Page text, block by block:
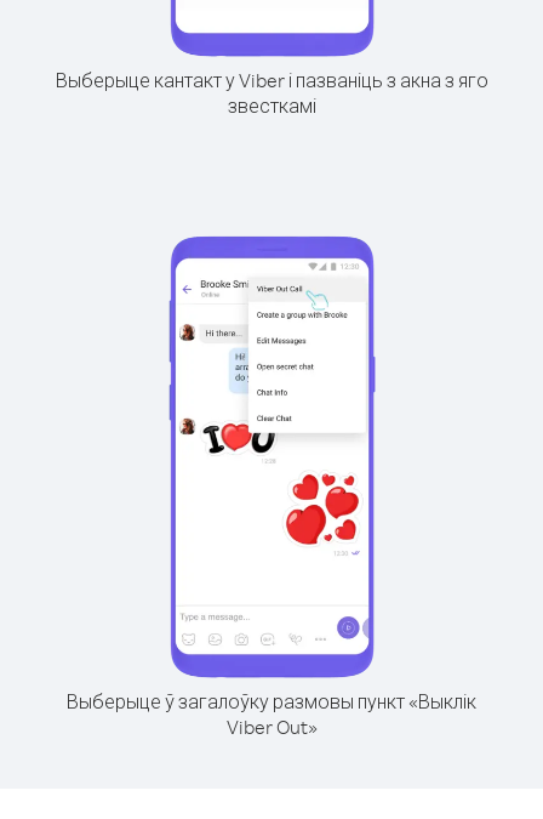
Выберыце кантакт у Viber і пазваніць з акна з яго
звесткамі
Выберыце ў загалоўку размовы пункт «Выклік
Viber Out»